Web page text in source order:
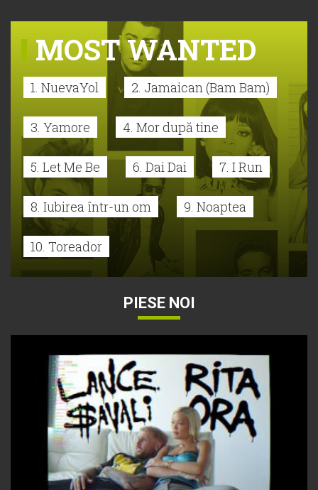
MOST WANTED
1. NuevaYol 2. Jamaican (Bam Bam)
3. Yamore 4. Mor după tine
5. Let Me Be 6. Dai Dai 7. I Run
8. Iubirea într-un om 9. Noaptea
10. Toreador
PIESE NOI